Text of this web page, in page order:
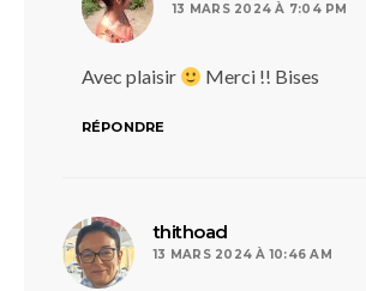
13 MARS 2024 À 7:04 PM
Avec plaisir Merci !! Bises
RÉPONDRE
thithoad
13 MARS 2024 À 10:46 AM